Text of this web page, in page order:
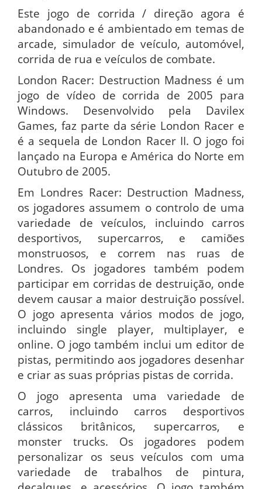
Este jogo de corrida / direção agora é
abandonado e é ambientado em temas de
arcade, simulador de veículo, automóvel,
corrida de rua e veículos de combate.
London Racer: Destruction Madness é um
jogo de vídeo de corrida de 2005 para
Windows. Desenvolvido pela Davilex
Games, faz parte da série London Racer e
é a sequela de London Racer II. O jogo foi
lançado na Europa e América do Norte em
Outubro de 2005.
Em Londres Racer: Destruction Madness,
os jogadores assumem o controlo de uma
variedade de veículos, incluindo carros
desportivos, supercarros, e camiões
monstruosos, e correm nas ruas de
Londres. Os jogadores também podem
participar em corridas de destruição, onde
devem causar a maior destruição possível.
O jogo apresenta vários modos de jogo,
incluindo single player, multiplayer, e
online. O jogo também inclui um editor de
pistas, permitindo aos jogadores desenhar
e criar as suas próprias pistas de corrida.
O jogo apresenta uma variedade de
carros, incluindo carros desportivos
clássicos britânicos, supercarros, e
monster trucks. Os jogadores podem
personalizar os seus veículos com uma
variedade de trabalhos de pintura,